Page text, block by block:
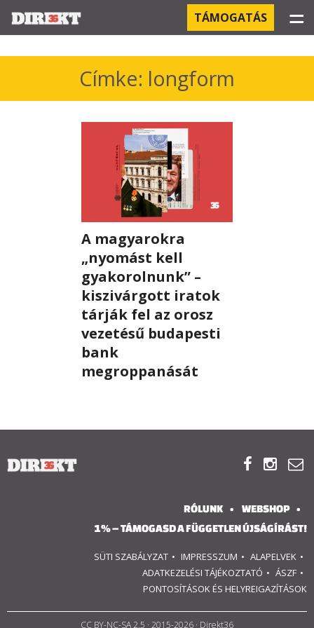
KÓRHÁZI FERTŐZÉSEK
OROSZ KAPCSOLATOK
PEGASUS-MEGFIGYELÉSEK
AZ ORBÁN CSALÁD ÜZLETEI
OFFSHORE TITKOK

TÁMOGATÁS ☰
Címke: longform
A magyarokra
„nyomást kell
gyakorolnunk” –
kiszivárgott iratok
tárják fel az orosz
vezetésű budapesti
bank
megroppanását
  
RÓLUNK
WEBSHOP
1% – TÁMOGASD A FÜGGETLEN ÚJSÁGÍRÁST!
SÜTI SZABÁLYZAT IMPRESSZUM
ALAPELVEK
ADATKEZELÉSI TÁJÉKOZTATÓ
ÁSZF
PONTOSÍTÁSOK ÉS HELYREIGAZÍTÁSOK
CC BY-NC-SA 2.5 · 2015-2026 · Direkt36